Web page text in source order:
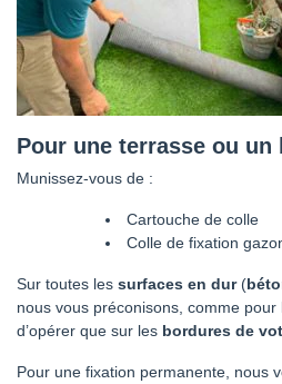
Pour une terrasse ou un
Munissez-vous de :
Cartouche de colle
Colle de fixation
Sur toutes les surfaces en dur(
nous vous préconisons, comme pour
d’opérer que sur les bordures de
Pour une fixation permanente, nous